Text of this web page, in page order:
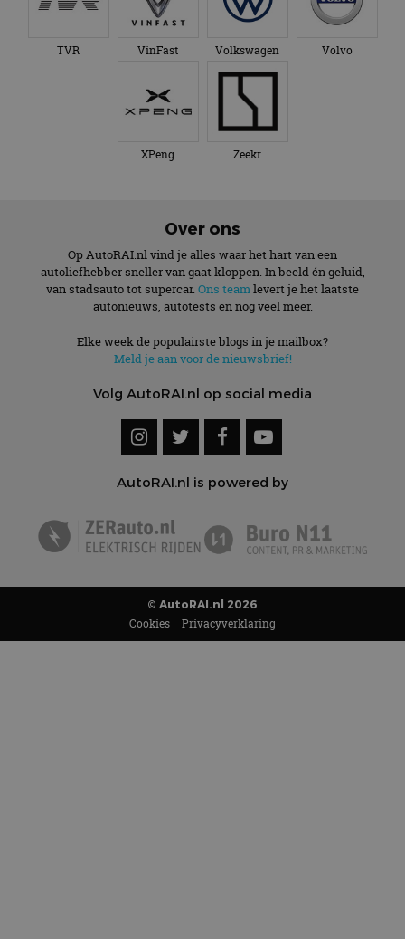
TVR VinFast Volkswagen Volvo
XPeng Zeekr
Over ons
Op AutoRAI.nl vind je alles waar het hart van een
autoliefhebber sneller van gaat kloppen. In beeld én geluid,
van stadsauto tot supercar. Ons teamlevert je het laatste
autonieuws, autotests en nog veel meer.
Elke week de populairste blogs in je mailbox?
Meld je aan voor de nieuwsbrief!
Volg AutoRAI.nl op social media
AutoRAI.nl is powered by
© AutoRAI.nl 2026
Cookies Privacyverklaring